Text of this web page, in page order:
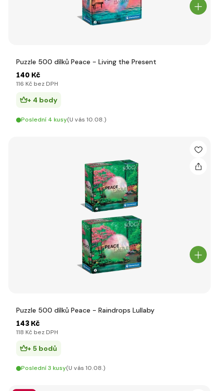
Puzzle 500 dílků Peace - Living the Present
140 Kč
116 Kč bez DPH
+ 4 body
Poslední 4 kusy(U vás 10.08.)
Puzzle 500 dílků Peace - Raindrops Lullaby
143 Kč
118 Kč bez DPH
+ 5 bodů
Poslední 3 kusy(U vás 10.08.)